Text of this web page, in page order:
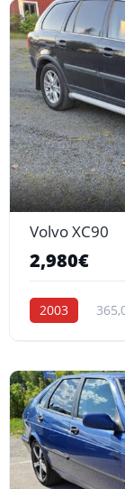
Volvo XC90
2,980€
2003